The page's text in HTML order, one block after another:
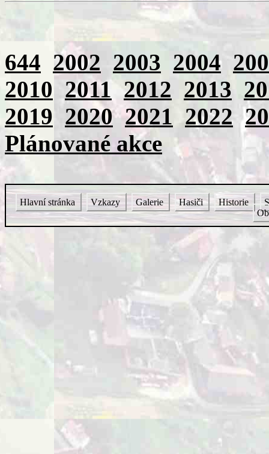
644 2002 2003 2004
2010 2011 2012 2013
2019 2020 2021 2022
Plánované akce
Hlavní stránka Vzkazy Galerie Hasiči Historie